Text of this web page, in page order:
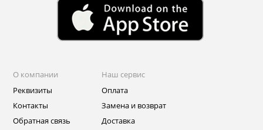
О компании
Реквизиты
Контакты
Обратная связь
Наш сервис
Оплата
Замена и возврат
Доставка